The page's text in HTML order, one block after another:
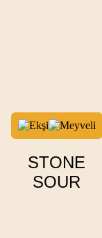
STONE
SOUR